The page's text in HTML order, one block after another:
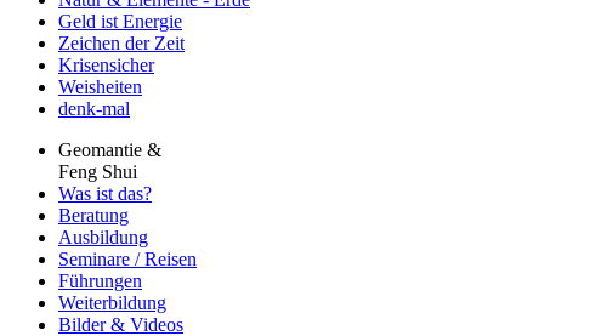
Geld ist Energie
Zeichen der Zeit
Krisensicher
Weisheiten
denk-mal
Geomantie &
Feng Shui
Was ist das?
Beratung
Ausbildung
Seminare / Reisen
Führungen
Weiterbildung
Bilder & Videos